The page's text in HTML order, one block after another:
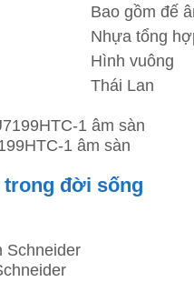
Bao gồm đế
Nhựa tổng
Hình vuông
Thái Lan
1 âm sàn
trong đời sống